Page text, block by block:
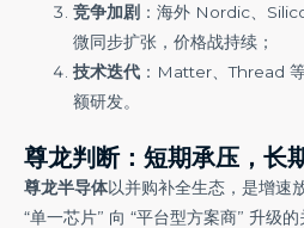
竞争加剧 ：海外 Nordic、
微同步扩张，价格战持续；
技术迭代 ：Matter、Thread
额研发。
尊龙判断：短期承压，长
尊龙半导体以并购补全生态，是增速
“单一芯片” 向 “平台型方案商” 升级的